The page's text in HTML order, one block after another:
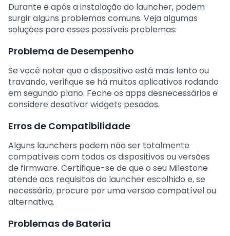
Durante e após a instalação do launcher, podem
surgir alguns problemas comuns. Veja algumas
soluções para esses possíveis problemas:
Problema de Desempenho
Se você notar que o dispositivo está mais lento ou
travando, verifique se há muitos aplicativos rodando
em segundo plano. Feche os apps desnecessários e
considere desativar widgets pesados.
Erros de Compatibilidade
Alguns launchers podem não ser totalmente
compatíveis com todos os dispositivos ou versões
de firmware. Certifique-se de que o seu Milestone
atende aos requisitos do launcher escolhido e, se
necessário, procure por uma versão compatível ou
alternativa.
Problemas de Bateria